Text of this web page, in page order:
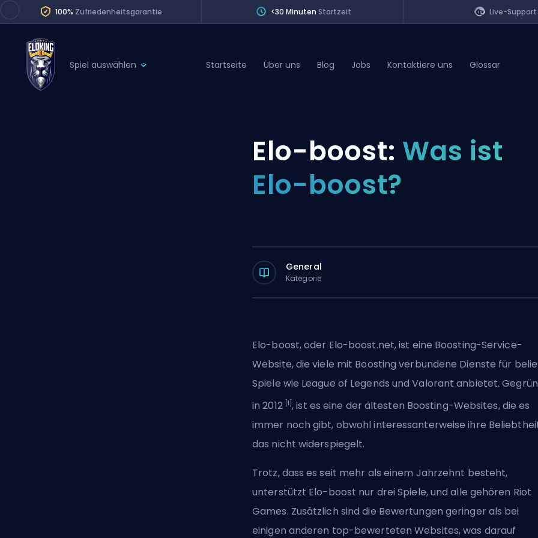
100% Zufriedenheitsgarantie <30 Minuten Startzeit Live-Support
Spiel auswählen
Division Boost
Teammate
Startseite Über uns Blog Jobs Kontaktiere uns Glossar
Elo-boost: Was ist
Elo-boost?
General
Kategorie
Elo-boost, oder Elo-boost.net, ist eine Boosting-Service-
Website, die viele mit Boosting verbundene Dienste für
Spiele wie League of Legends und Valorant anbietet.
in 2012 [1] , ist es eine der ältesten Boosting-Websites, die es
immer noch gibt, obwohl interessanterweise ihre
das nicht widerspiegelt.
Trotz, dass es seit mehr als einem Jahrzehnt besteht,
unterstützt Elo-boost nur drei Spiele, und alle gehören Riot
Games. Zusätzlich sind die Bewertungen geringer als bei
einigen anderen top-bewerteten Websites, was darauf